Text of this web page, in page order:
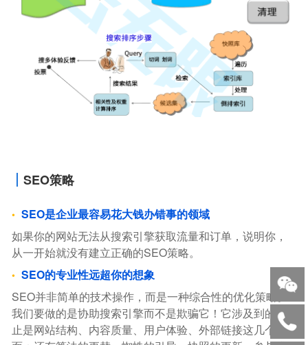
SEO策略
SEO是企业最容易花大钱办错事的领域
如果你的网站无法从搜索引擎获取流量和订单，说明你，
从一开始就没有建立正确的SEO策略。
SEO的专业性远超你的想象
SEO并非简单的技术操作，而是一种综合性的优化策略。
我们要做的是协助搜索引擎而不是欺骗它！它涉及到的不
止是网站结构、内容质量、用户体验、外部链接这几个方